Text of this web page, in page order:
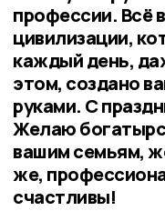
профессии. Всё
цивилизации,
каждый день,
этом, создано
руками. С
Желаю
вашим семьям,
же,
счастливы!